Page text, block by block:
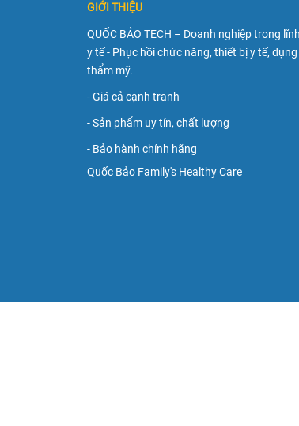
GIỚI THIỆU
QUỐC BẢO TECH – Doanh nghiệp trong
y tế - Phục hồi chức năng, thiết bị y tế,
thẩm mỹ.
- Giá cả cạnh tranh
- Sản phẩm uy tín, chất lượng
- Bảo hành chính hãng
Quốc Bảo Family's Healthy Care